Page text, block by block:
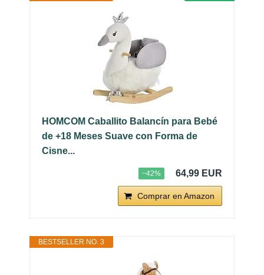
HOMCOM Caballito Balancín para Bebé
de +18 Meses Suave con Forma de
Cisne...
−42% 64,99 EUR
Comprar en Amazon
BESTSELLER NO. 3